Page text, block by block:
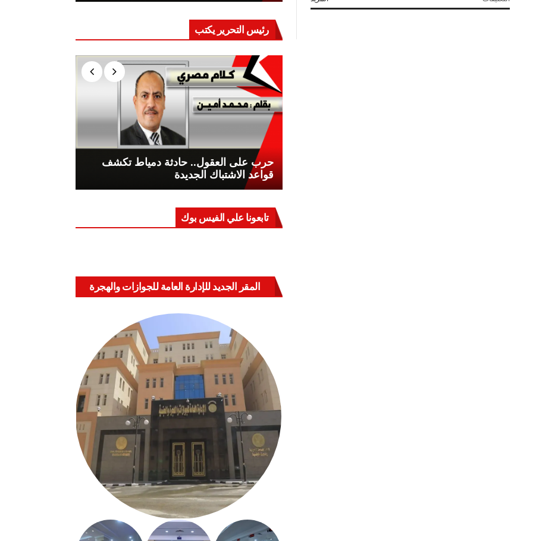
زيارة
رئيس التحرير يكتب
حرب على العقول.. حادثة دمياط تكشف
قواعد الاشتباك الجديدة
تابعونا علي الفيس بوك
المقر الجديد للإدارة العامة للجوازات والهجرة